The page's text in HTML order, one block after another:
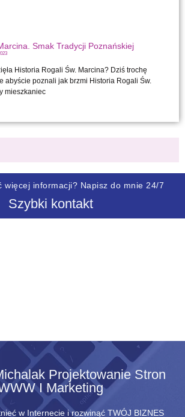
Smak Tradycji Poznańskiej
Historia Rogali Św. Marcina? Dziś trochę
abyście poznali jak brzmi Historia Rogali Św.
mieszkaniec
więcej informacji? Napisz do mnie 24/7
Szybki kontakt
Projektowanie Stron
I Marketing
w Internecie i rozwinąć TWÓJ BIZNES